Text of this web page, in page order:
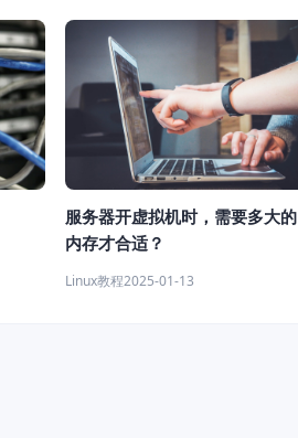
服务器开虚拟机时，需要多大的
内存才合适？
Linux教程2025-01-13